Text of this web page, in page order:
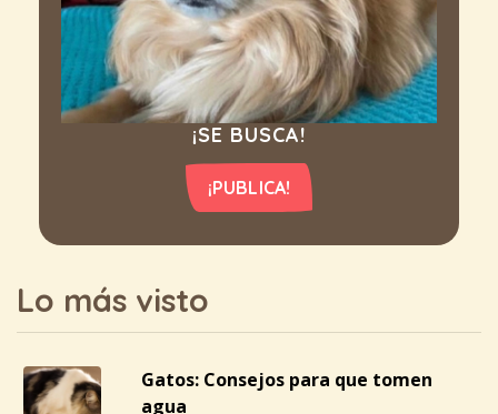
¡SE BUSCA!
¡PUBLICA!
Lo más visto
Gatos: Consejos para que tomen
agua